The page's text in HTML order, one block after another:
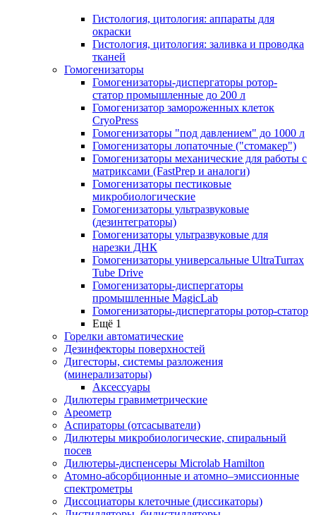
Гистология, цитология: аппараты для
окраски
Гистология, цитология: заливка и проводка
тканей
Гомогенизаторы
Гомогенизаторы-диспергаторы ротор-
статор промышленные до 200 л
Гомогенизатор замороженных клеток
CryoPress
Гомогенизаторы "под давлением" до 1000 л
Гомогенизаторы лопаточные ("стомакер")
Гомогенизаторы механические для работы с
матриксами (FastPrep и аналоги)
Гомогенизаторы пестиковые
микробиологические
Гомогенизаторы ультразвуковые
(дезинтеграторы)
Гомогенизаторы ультразвуковые для
нарезки ДНК
Гомогенизаторы универсальные UltraTurrax
Tube Drive
Гомогенизаторы-диспергаторы
промышленные MagicLab
Гомогенизаторы-диспергаторы ротор-статор
Ещё 1
Горелки автоматические
Дезинфекторы поверхностей
Дигесторы, системы разложения
(минерализаторы)
Аксессуары
Дилютеры гравиметрические
Ареометр
Аспираторы (отсасыватели)
Дилютеры микробиологические, спиральный
посев
Дилютеры-диспенсеры Microlab Hamilton
Атомно-абсорбционные и атомно–эмиссионные
спектрометры
Диссоциаторы клеточные (диссикаторы)